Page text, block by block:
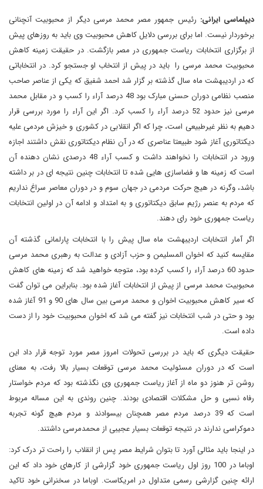
دیپلماسی ایرانی: رئیس جمهور مصر محمد مرسی دیگر از محبوبیت آنچنانی
برخوردار نیست. اما برای بررسی دلایل کاهش محبوبیت وی باید به روزهای پیش
از برگزاری انتخابات ریاست جمهوری در مصر بازگشت. در حقیقت زمینه کاهش
محبوبیت محمد مرسی را باید در پیش از انتخاب او جستجو کرد. در انتخاباتی
که در اردیبهشت ماه سال گذشته بر گزار شد احمد شفیق که یکی از عناصر صاحب
منصب نظامی دوران حسنی مبارک بود 48 درصد آراء را کسب و در مقابل محمد
مرسی نیز حدود 52 درصد آراء را کسب کرد. اگر این آراء را مورد بررسی قرار
دهیم به نظر غیرطبیعی است، چرا که اگر انقلابی در کشوری و خیزش مردمی علیه
دیکتاتوری آغاز شود طبیعتا عناصری که در آن نظام دیکتاتوری نقش داشتند اجازه
ورود در انتخابات را نخواهند داشت و کسب آراء 48 درصدی نشان دهنده آن
است که زمینه ها و فضاسازی هایی شده تا انتخابات چنین نتیجه ای در بر داشته
باشد، وگرنه در هیج حرکت مردمی در جهان سوم و در دوران معاصر سراغ نداریم
که مردم به عنصر رژیم سابق دیکتاتوری و به امتداد و ادامه آن در اولین انتخابات
ریاست جمهوری خود رای دهند.
اگر آمار انتخابات اردیبهشت ماه سال پیش را با انتخابات پارلمانی گذشته آن
مقایسه کنید که اخوان المسلیمن و حزب آزادی و عدالت به رهبری محمد مرسی
حدود 60 درصد آراء را کسب کرده بود، متوجه خواهید شد که زمینه های کاهش
محبوبیت محمد مرسی از پیش از انتخابات آغاز شده بود. بنابراین می توان گفت
که سیر کاهش محبوبیت اخوان و محمد مرسی بین سال های 90 و 91 آغاز شده
بود و حتی در شب انتخابات نیز گفته می شد که اخوان محبوبیت خود را از دست
داده است.
حقیقت دیگری که باید در بررسی تحولات امروز مصر مورد توجه قرار داد این
است که در دوران مسئولیت محمد مرسی توقعات بسیار بالا رفت، به معنای
روشن تر هنوز دو ماه از آغاز ریاست جمهوری وی نگذشته بود که مردم خواستار
رفاه نسبی و حل مشکلات اقتصادی بودند. چنین روندی به این مساله مربوط
است که 39 درصد مردم مصر همچنان بیسوادند و مردم هیچ گونه تجربه
دموکراسی ندارند در نتیجه توقعات بسیار عجیبی از محمدمرسی داشتند.
در اینجا باید مثالی آورد تا بتوان شرایط مصر پس از انقلاب را راحت تر درک کرد:
اوباما در 100 روز اول ریاست جمهوری خود گزارشی از کارهای خود داد که این
ارائه چنین گزارشی رسمی متداول در امریکاست. اوباما در سخنرانی خود تاکید